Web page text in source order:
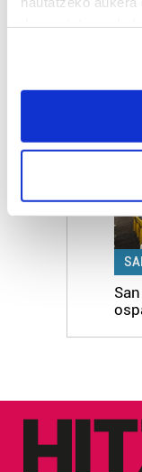
If you allow, we
Collect
meters
Identify
specific
Find out more
and set your
Guk eta gure
prozesatzen
teknologia
produktuak
erabiltzen dituen
Bazkide batzuek
5